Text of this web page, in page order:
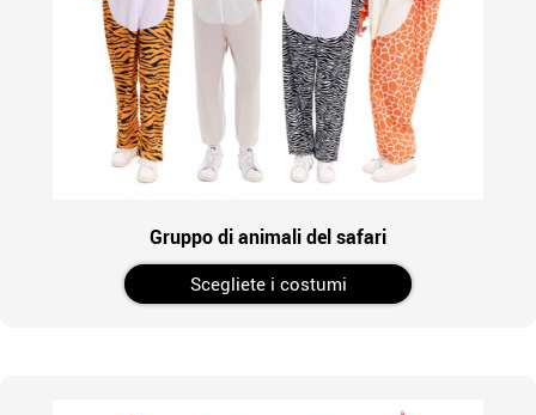
Gruppo di animali del safari
Scegliete i costumi